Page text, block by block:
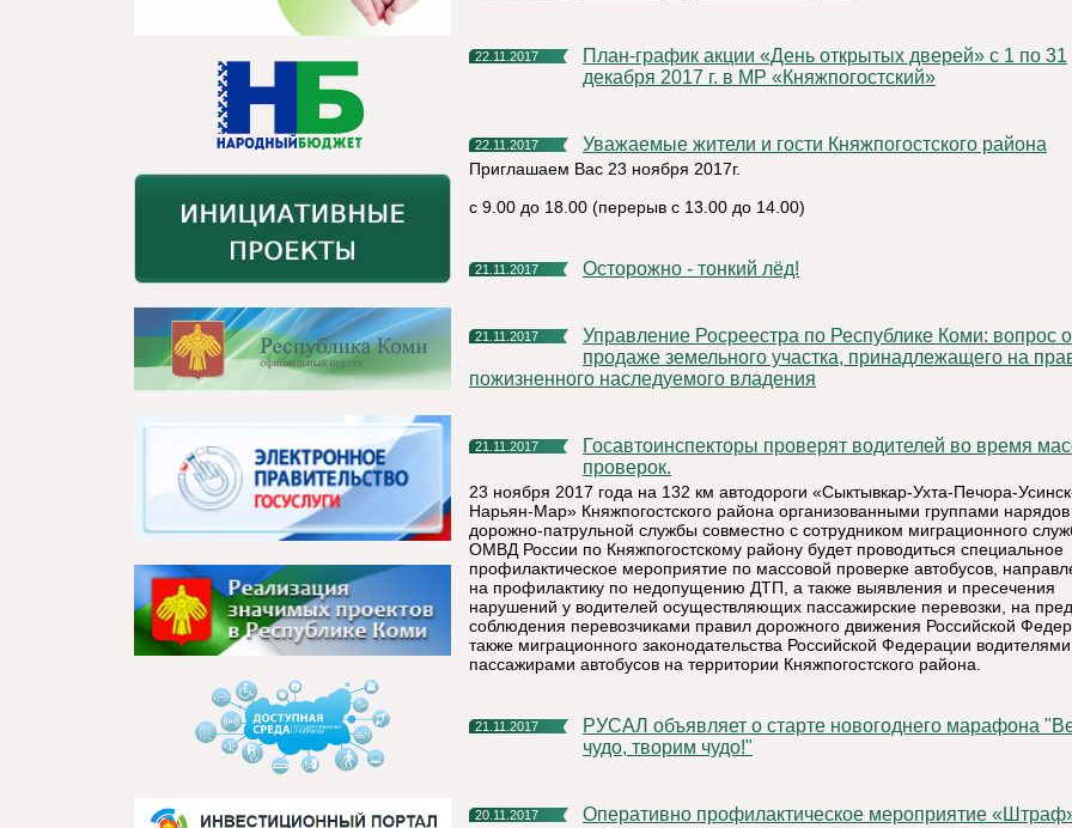
22.11.2017
План-график акции «День открытых дверей» с 1 по 31
декабря 2017 г. в МР «Княжпогостский»
22.11.2017 Уважаемые жители и гости Княжпогостского района
Приглашаем Вас 23 ноября 2017г.
с 9.00 до 18.00 (перерыв с 13.00 до 14.00)
21.11.2017 Осторожно - тонкий лёд!
21.11.2017
Управление Росреестра по Республике Коми: вопрос о
продаже земельного участка, принадлежащего на
пожизненного наследуемого владения
21.11.2017
Госавтоинспекторы проверят водителей во время массовых
проверок.
23 ноября 2017 года на 132 км автодороги «Сыктывкар-Ухта-Печора-
Нарьян-Мар» Княжпогостского района организованными группами нарядов
дорожно-патрульной службы совместно с сотрудником миграционного
ОМВД России по Княжпогостскому району будет проводиться специальное
профилактическое мероприятие по массовой проверке автобусов,
на профилактику по недопущению ДТП, а также выявления и пресечения
нарушений у водителей осуществляющих пассажирские перевозки, на
соблюдения перевозчиками правил дорожного движения Российской
также миграционного законодательства Российской Федерации
пассажирами автобусов на территории Княжпогостского района.
21.11.2017
РУСАЛ объявляет о старте новогоднего марафона "Верим в
чудо, творим чудо!"
20.11.2017 Оперативно профилактическое мероприятие